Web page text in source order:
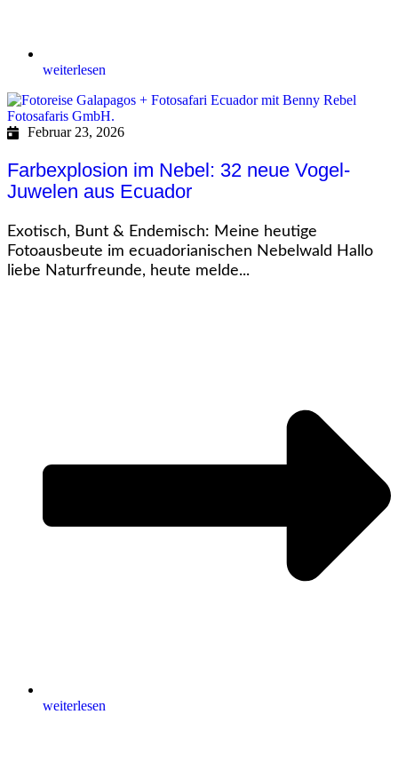
weiterlesen
Februar 23, 2026
Farbexplosion im Nebel: 32 neue Vogel-
Juwelen aus Ecuador
Exotisch, Bunt & Endemisch: Meine heutige
Fotoausbeute im ecuadorianischen Nebelwald Hallo
liebe Naturfreunde, heute melde...
weiterlesen